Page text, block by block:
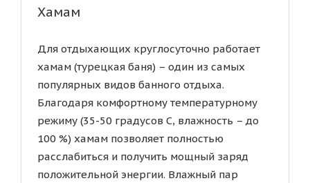
Хамам
Для отдыхающих круглосуточно работает
хамам (турецкая баня) – один из самых
популярных видов банного отдыха.
Благодаря комфортному температурному
режиму (35-50 градусов С, влажность – до
100 %) хамам позволяет полностью
расслабиться и получить мощный заряд
положительной энергии. Влажный пар